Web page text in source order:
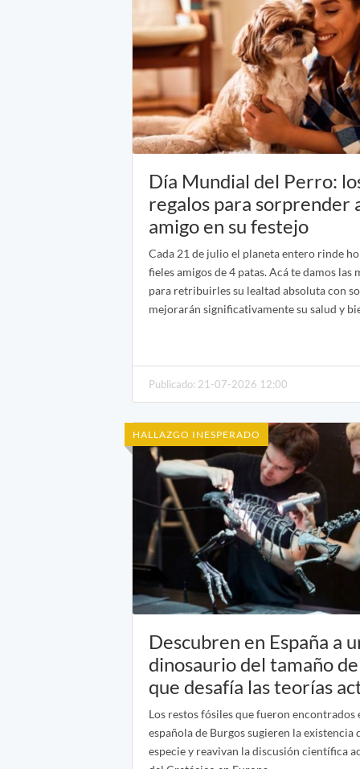
Día Mundial del Perro:
regalos para sorprender
amigo en su festejo
Cada 21 de julio el planeta entero rinde
fieles amigos de 4 patas. Acá te damos las
para retribuirles su lealtad absoluta con
mejorarán significativamente su salud y
Publicado: 21-07-2026 12:00
HALLAZGO INESPERADO
Descubren en España a
dinosaurio del tamaño
que desafía las teorías
Los restos fósiles que fueron encontrados
española de Burgos sugieren la existencia
especie y reavivan la discusión científica